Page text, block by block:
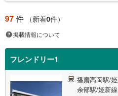
97件 （新着0件）
掲載情報について
フレンドリー1
播磨高岡駅/
余部駅/姫新